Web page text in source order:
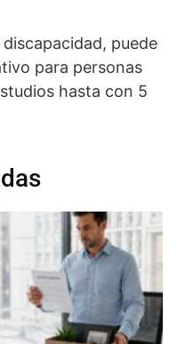
puede
para personas
hasta con 5